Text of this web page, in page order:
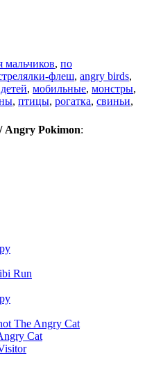
мальчиков, по
флеш, angry birds,
, мобильные, монстры,
, птицы, рогатка, свиньи,
Angry Pokimon:
Cat